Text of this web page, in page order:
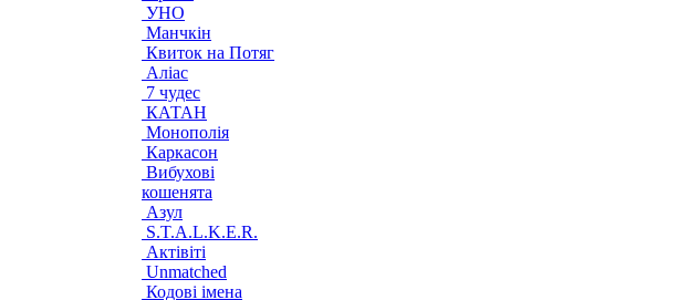
УНО
Манчкін
Квиток на Потяг
Аліас
7 чудес
КАТАН
Монополія
Каркасон
Вибухові
кошенята
Азул
S.T.A.L.K.E.R.
Актівіті
Unmatched
Кодові імена